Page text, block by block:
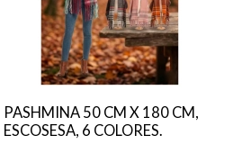
PASHMINA 50 CM X 180 CM,
ESCOSESA, 6 COLORES.